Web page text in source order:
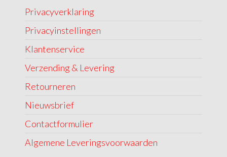
Privacyverklaring
Privacyinstellingen
Klantenservice
Verzending & Levering
Retourneren
Nieuwsbrief
Contactformulier
Algemene Leveringsvoorwaarden